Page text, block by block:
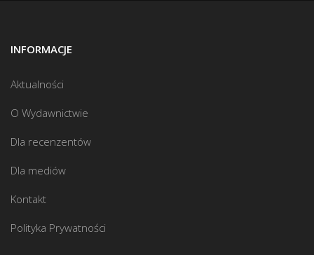
INFORMACJE
Aktualności
O Wydawnictwie
Dla recenzentów
Dla mediów
Kontakt
Polityka Prywatności